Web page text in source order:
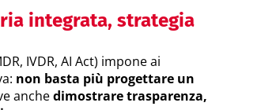
integrata, strategia
IVDR, AI Act) impone ai
non basta più progettare un
anchedimostrare trasparenza,